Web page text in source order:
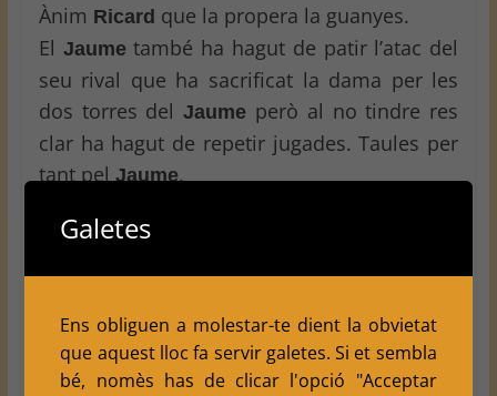
Ànim Ricard que la propera la guanyes.
El Jaumetambé ha hagut de patir l’atac del
seu rival que ha sacrificat la dama per les
dos torres delJaume però al no tindre res
clar ha hagut de repetir jugades. Taules per
tant pelJaume.
que ha tingut sempre una petita ventatja
però mai decisiva.
Resultat final Balàfia 6 — Juneda 2
També recordem per qui no ho sapiga que
Galetes
Ens obliguen a molestar-te dient la obvietat
que aquest lloc fa servir galetes. Si et sembla
bé, nomès has de clicar l'opció "Acceptar